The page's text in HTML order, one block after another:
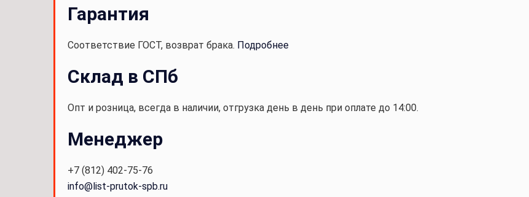
Гарантия
Соответствие ГОСТ, возврат брака. Подробнее
Склад в СПб
Опт и розница, всегда в наличии, отгрузка день в день при оплате до 14:00.
Менеджер
+7 (812) 402-75-76
info@list-prutok-spb.ru